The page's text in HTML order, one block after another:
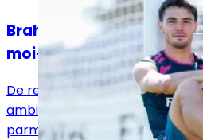
Brahim Díaz : « Je vais
moi-même »
De retour à l’entraînement,
ambitions pour la saison et son
parmi les titulaires sous José